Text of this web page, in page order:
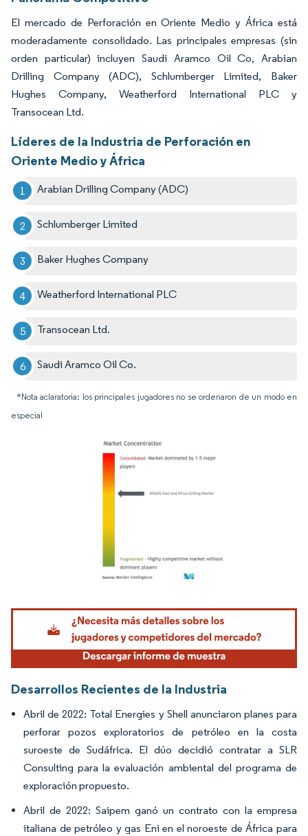
El mercado de Perforación en Oriente Medio y África está
moderadamente consolidado. Las principales empresas (sin
orden particular) incluyen Saudi Aramco Oil Co, Arabian
Drilling Company (ADC), Schlumberger Limited, Baker
Hughes Company, Weatherford International PLC y
Transocean Ltd.
Líderes de la Industria de Perforación en
Oriente Medio y África
Arabian Drilling Company (ADC)
Schlumberger Limited
Baker Hughes Company
Weatherford International PLC
Transocean Ltd.
Saudi Aramco Oil Co.
*Nota aclaratoria: los principales jugadores no se ordenaron de un modo en
especial
Imagen © Mordor Intelligence. El uso requiere atribución según CC BY 4.0.
Desarrollos Recientes de la Industria
Abril de 2022: Total Energies y Shell anunciaron planes para
perforar pozos exploratorios de petróleo en la costa
suroeste de Sudáfrica. El dúo decidió contratar a SLR
Consulting para la evaluación ambiental del programa de
exploración propuesto.
Abril de 2022: Saipem ganó un contrato con la empresa
italiana de petróleo y gas Eni en el noroeste de África para